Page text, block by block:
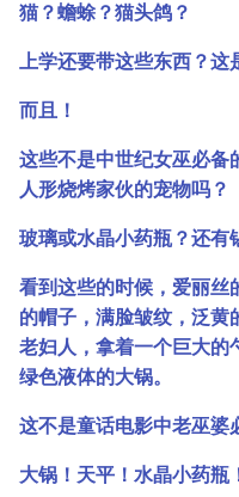
猫？蟾蜍？猫头鸽？
上学还要带这些东西？这
而且！
这些不是中世纪女巫必备
人形烧烤家伙的宠物吗？
玻璃或水晶小药瓶？还有
看到这些的时候，爱丽丝
的帽子，满脸皱纹，泛黄
老妇人，拿着一个巨大的
绿色液体的大锅。
这不是童话电影中老巫婆
大锅！天平！水晶小药瓶